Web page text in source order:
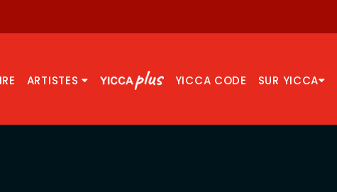
ARTISTES YICCA CODE SUR YICCA